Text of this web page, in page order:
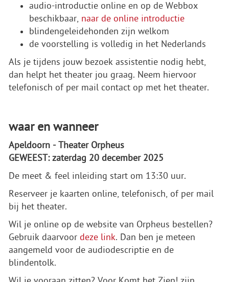
audio-introductie online en op de Webbox
beschikbaar, naar de online introductie
blindengeleidehonden zijn welkom
de voorstelling is volledig in het Nederlands
Als je tijdens jouw bezoek assistentie nodig hebt,
dan helpt het theater jou graag. Neem hiervoor
telefonisch of per mail contact op met het theater.
waar en wanneer
Apeldoorn - Theater Orpheus
GEWEEST: zaterdag 20 december 2025
De meet & feel inleiding start om 13:30 uur.
Reserveer je kaarten online, telefonisch, of per mail
bij het theater.
Wil je online op de website van Orpheus bestellen?
Gebruik daarvoor deze link. Dan ben je meteen
aangemeld voor de audiodescriptie en de
blindentolk.